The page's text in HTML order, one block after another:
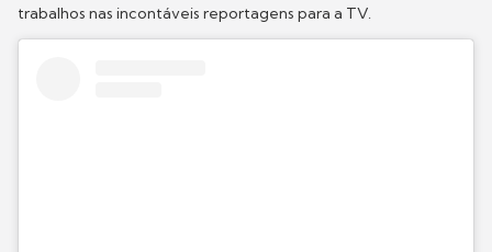
trabalhos nas incontáveis reportagens para a TV.